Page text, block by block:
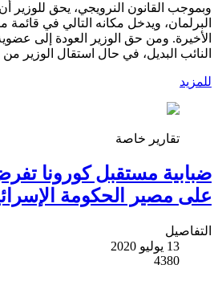
وبموجب القانون النرويجي، يحق
البرلمان، ويدخل مكانه التالي في
الأخيرة. ومن حق الوزير العودة إلى
النائب البديل، في حال استقال الوزير
للمزيد
تقارير خاصة
ضبابية مستقبل كورونا
على مصير الحكومة
التفاصيل
13 يوليو 2020
4380